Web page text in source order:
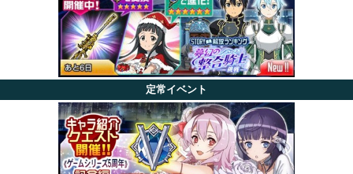
定常イベント